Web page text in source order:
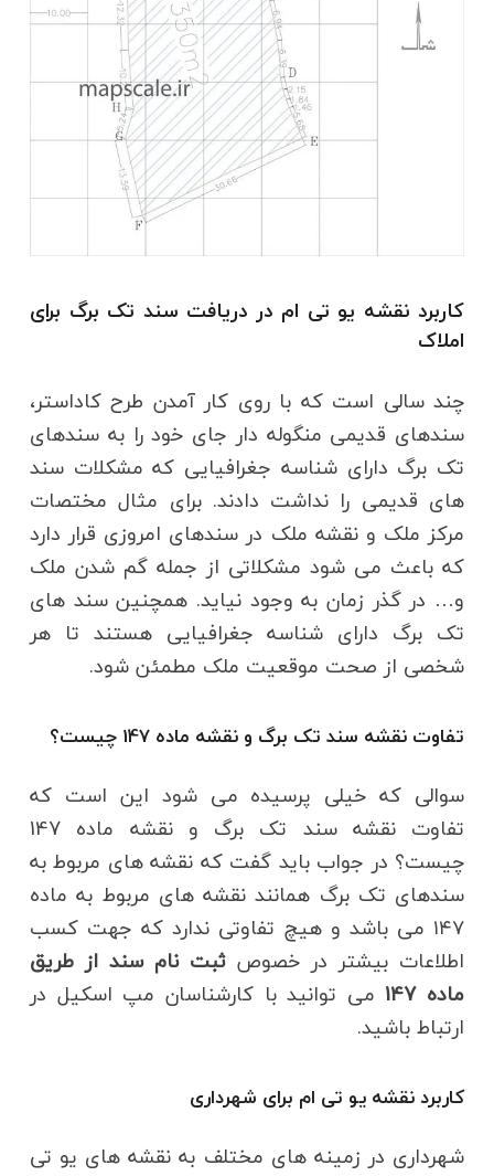
کاربرد نقشه یو تی ام در دریافت سند تک برگ برای
املاک
چند سالی است که با روی کار آمدن طرح کاداستر،
سندهای قدیمی منگوله دار جای خود را به سندهای
تک برگ دارای شناسه جغرافیایی که مشکلات سند
های قدیمی را نداشت دادند. برای مثال مختصات
مرکز ملک و نقشه ملک در سندهای امروزی قرار دارد
که باعث می شود مشکلاتی از جمله گم شدن ملک
و… در گذر زمان به وجود نیاید. همچنین سند های
تک برگ دارای شناسه جغرافیایی هستند تا هر
شخصی از صحت موقعیت ملک مطمئن شود.
تفاوت نقشه سند تک برگ و نقشه ماده 147 چیست؟
سوالی که خیلی پرسیده می شود این است که
تفاوت نقشه سند تک برگ و نقشه ماده 147
چیست؟ در جواب باید گفت که نقشه های مربوط به
سندهای تک برگ همانند نقشه های مربوط به ماده
۱۴۷ می باشد و هیچ تفاوتی ندارد که جهت کسب
اطلاعات بیشتر در خصوصثبت نام سند از طریق
ماده 147
می توانید با کارشناسان مپ اسکیل در
ارتباط باشید.
کاربرد نقشه یو تی ام برای شهرداری
شهرداری در زمینه های مختلف به نقشه های یو تی